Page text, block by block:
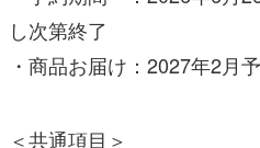
＜共通項目＞
・販売ルート：バンダイナ